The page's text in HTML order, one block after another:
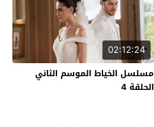
02:12:24
مسلسل الخياط الموسم الثاني
الحلقة 4